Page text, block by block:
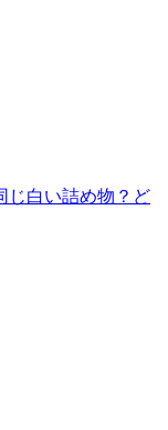
じ白い詰め物？ど